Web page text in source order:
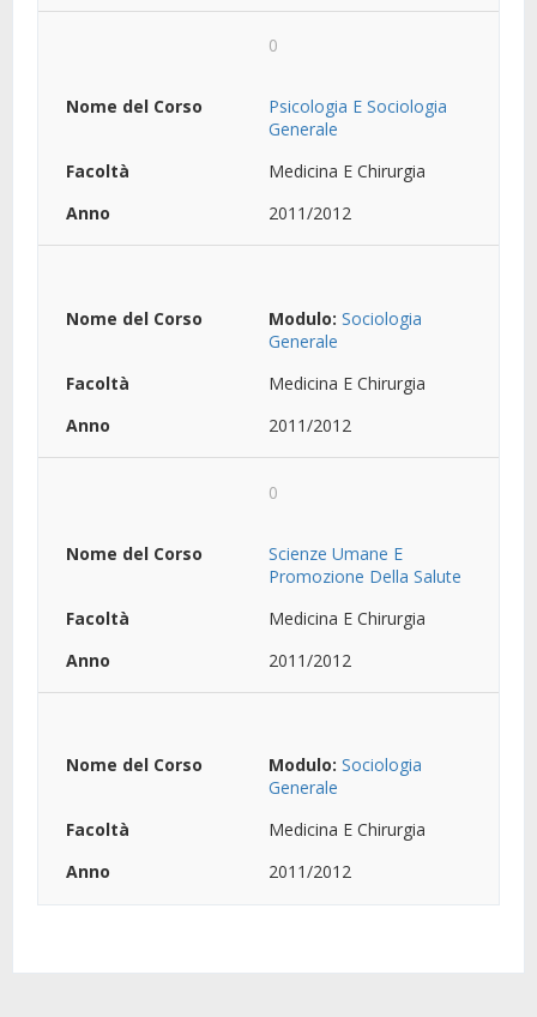
0
Psicologia E Sociologia
Generale
Medicina E Chirurgia
2011/2012
Modulo: Sociologia
Generale
Medicina E Chirurgia
2011/2012
0
Scienze Umane E
Promozione Della Salute
Medicina E Chirurgia
2011/2012
Modulo: Sociologia
Generale
Medicina E Chirurgia
2011/2012